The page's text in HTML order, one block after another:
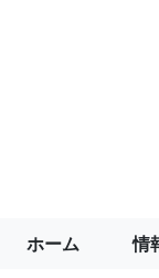
ホーム 情